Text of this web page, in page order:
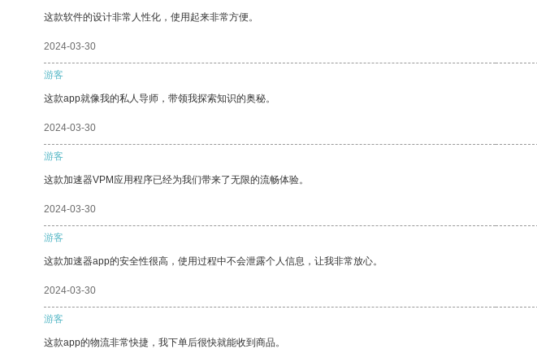
这款软件的设计非常人性化，使用起来非常方便。
2024-03-30
游客
这款app就像我的私人导师，带领我探索知识的奥秘。
2024-03-30
游客
这款加速器VPM应用程序已经为我们带来了无限的流畅体验。
2024-03-30
游客
这款加速器app的安全性很高，使用过程中不会泄露个人信息，让我非常放心。
2024-03-30
游客
这款app的物流非常快捷，我下单后很快就能收到商品。